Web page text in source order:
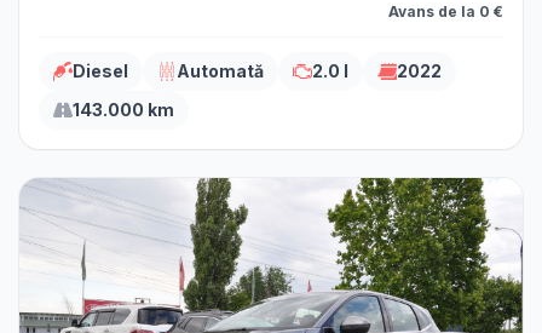
Avans de la 0 €
Diesel Automată 2.0 l
2022
143.000 km